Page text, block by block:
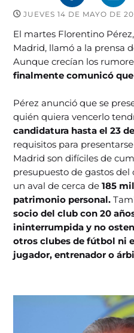
JUEVES 14 DE MAYO DE
El martes Florentino
Madrid, llamó a la prensa
Aunque crecían los
finalmente comunicó
Pérez anunció que se
quién quiera vencerlo
candidatura hasta el 23
requisitos para
Madrid son difíciles de
presupuesto de gastos del
un aval de cerca de 185
patrimonio personal.
socio del club con 20
ininterrumpida y no
otros clubes de fútbol ni
jugador, entrenador o